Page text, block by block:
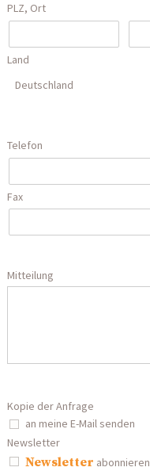
PLZ, Ort
Land
Deutschland
Telefon
Fax
Mitteilung
Kopie der Anfrage
an meine E-Mail senden
Newsletter
Newsletter abonnieren